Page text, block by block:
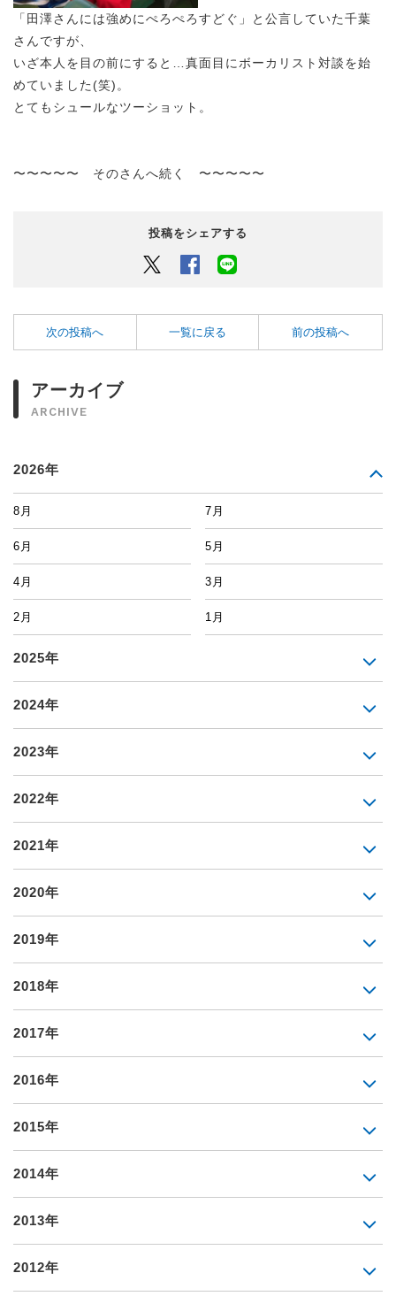
「田澤さんには強めにぺろぺろすどぐ」と公言していた千葉
さんですが、
いざ本人を目の前にすると…真面目にボーカリスト対談を始
めていました(笑)。
とてもシュールなツーショット。
〜〜〜〜〜 そのさんへ続く 〜〜〜〜〜
投稿をシェアする
Twitter Facebook
次の投稿へ 一覧に戻る 前の投稿へ
アーカイブ
ARCHIVE
2026年
8月 7月
6月 5月
4月 3月
2月 1月
2025年
2024年
2023年
2022年
2021年
2020年
2019年
2018年
2017年
2016年
2015年
2014年
2013年
2012年